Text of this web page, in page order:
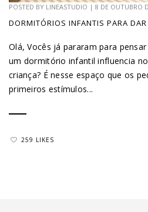
POSTED BY LINEASTUDIO | 8 DE OUTUBRO
DORMITÓRIOS INFANTIS PARA
Olá, Vocês já pararam para
um dormitório infantil influencia
criança? É nesse espaço que os
primeiros estímulos...
259 LIKES